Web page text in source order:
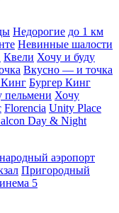
Недорогие до 1 км
Невинные шалости
Квели Хочу и буду
Вкусно — и точка
Кинг Бургер Кинг
пельмени Хочу
Florencia Unity Place
Day & Night
аэропорт
Пригородный
5